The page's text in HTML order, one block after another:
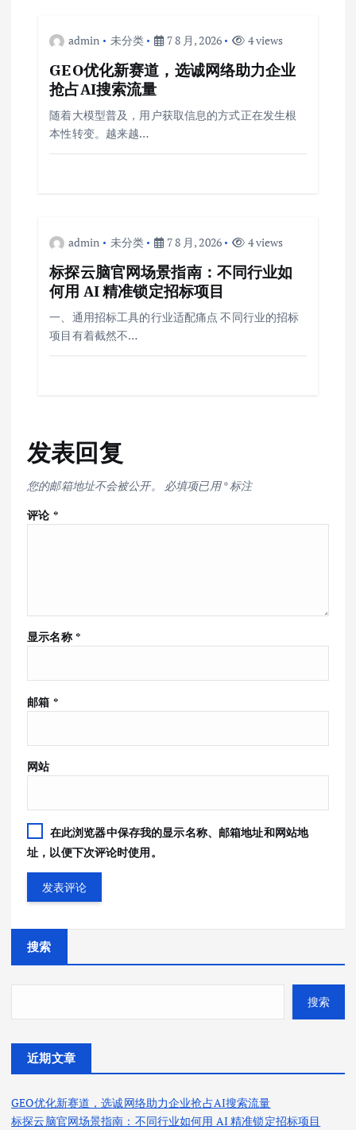
admin 未分类 7 8 月, 2026 4 views
GEO优化新赛道，选诚网络助力企业
抢占AI搜索流量
随着大模型普及，用户获取信息的方式正在发生根
本性转变。越来越…
admin 未分类 7 8 月, 2026 4 views
标探云脑官网场景指南：不同行业如
何用 AI 精准锁定招标项目
一、通用招标工具的行业适配痛点 不同行业的招标
项目有着截然不…
发表回复
您的邮箱地址不会被公开。 必填项已用*标注
评论 *
显示名称 *
邮箱 *
网站
在此浏览器中保存我的显示名称、邮箱地址和网站地
址，以便下次评论时使用。
搜索
搜索
近期文章
GEO优化新赛道，选诚网络助力企业抢占AI搜索流量
标探云脑官网场景指南：不同行业如何用 AI 精准锁定招标项目